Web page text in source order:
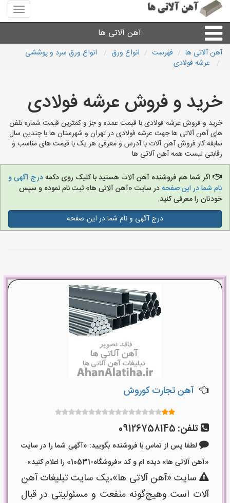
منوی
سایت
آلاتی
آهن آلاتی ها
لوله و اتصالات
سایر آهن آلات
آهن آلاتی های شهرها
آهن آلاتی ها فهرست انواع ورق
انواع ورق سرد و پوششی
عرشه فولادی
خرید و فروش عرشه فولادی
خرید و فروش عرشه فولادی با قیمت عمده و جز و کمترین قیمت شماره تلفن
های آهن آلاتی ها جهت عرشه فولادی در تهران و شهرستان ها با چندین سال
سابقه کار فروش آهن آلات با آدرس و معرفی هر یک با قیمت های مناسب و
رقابتی لیست همه آهن آلاتی ها
اگر شما هم فروشنده آهن آلات هستید با کلیک روی دکمهدرج آگهی و
نام شما در این صفحهدر سایت «آهن آلاتی ها» ثبت نام نموده و سپس
خودتان را معرفی کنید.
درج آگهی و نام شما در این صفحه
آهن تجارت کوروش
تلفن: 09126758145
لطفا پس از تماس با فروشنده بگویید: «آگهی شما را در سایت
«آهن آلاتی ها» دیده ام و کد «فروشگاه-10531» را اعلام کنید»
سایت «آهن آلاتی ها»،یک سایت تبلیغات آهن
آلات است وهیچ‌گونه منفعت و مسئولیتی در قبال